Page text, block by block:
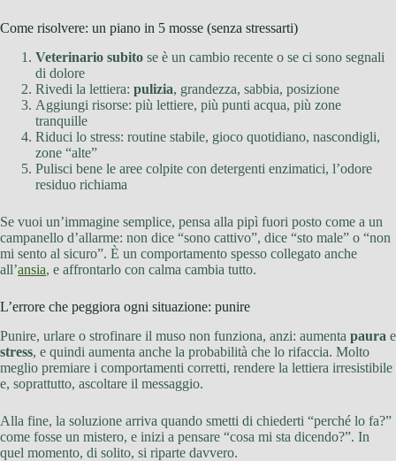
Come risolvere: un piano in 5 mosse (senza stressarti)
Veterinario subito se è un cambio recente o se ci sono segnali
di dolore
Rivedi la lettiera: pulizia, grandezza, sabbia, posizione
Aggiungi risorse: più lettiere, più punti acqua, più zone
tranquille
Riduci lo stress: routine stabile, gioco quotidiano, nascondigli,
zone “alte”
Pulisci bene le aree colpite con detergenti enzimatici, l’odore
residuo richiama
Se vuoi un’immagine semplice, pensa alla pipì fuori posto come a un
campanello d’allarme: non dice “sono cattivo”, dice “sto male” o “non
mi sento al sicuro”. È un comportamento spesso collegato anche
all’ansia, e affrontarlo con calma cambia tutto.
L’errore che peggiora ogni situazione: punire
Punire, urlare o strofinare il muso non funziona, anzi: aumenta paura e
stress, e quindi aumenta anche la probabilità che lo rifaccia. Molto
meglio premiare i comportamenti corretti, rendere la lettiera irresistibile
e, soprattutto, ascoltare il messaggio.
Alla fine, la soluzione arriva quando smetti di chiederti “perché lo fa?”
come fosse un mistero, e inizi a pensare “cosa mi sta dicendo?”. In
quel momento, di solito, si riparte davvero.